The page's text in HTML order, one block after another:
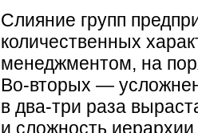
Слияние групп
количественных
менеджментом, на
Во-вторых —
в два-три раза
и сложность